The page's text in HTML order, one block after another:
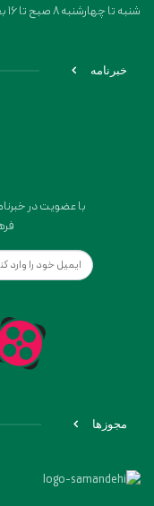
شنبه تا چهارشنبه 8 صبح تا 16 بعداز ظهر
خبرنامه
با عضویت در
مجوزها